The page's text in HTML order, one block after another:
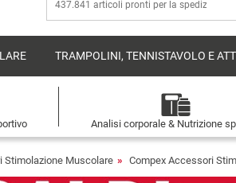
TRAMPOLINI, TENNISTAVOLO E
Analisi corporale & Nutrizione
Stimolazione Muscolare Compex Accessori